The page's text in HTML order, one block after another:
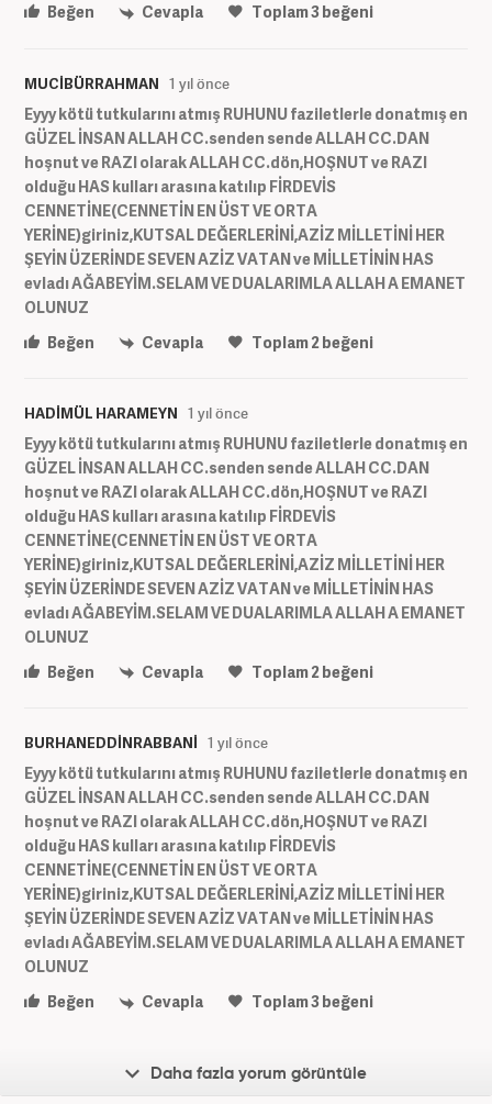
Beğen
Cevapla Toplam3beğeni
MUCİBÜRRAHMAN 1 yıl önce
Eyyy kötü tutkularını atmış RUHUNU faziletlerle donatmış en
GÜZEL İNSAN ALLAH CC.senden sende ALLAH CC.DAN
hoşnut ve RAZI olarak ALLAH CC.dön,HOŞNUT ve RAZI
olduğu HAS kulları arasına katılıp FİRDEVİS
CENNETİNE(CENNETİN EN ÜST VE ORTA
YERİNE)giriniz,KUTSAL DEĞERLERİNİ,AZİZ MİLLETİNİ HER
ŞEYİN ÜZERİNDE SEVEN AZİZ VATAN ve MİLLETİNİN HAS
evladı AĞABEYİM.SELAM VE DUALARIMLA ALLAH A EMANET
OLUNUZ
Beğen
Cevapla Toplam2 beğeni
HADİMÜL HARAMEYN 1 yıl önce
Eyyy kötü tutkularını atmış RUHUNU faziletlerle donatmış en
GÜZEL İNSAN ALLAH CC.senden sende ALLAH CC.DAN
hoşnut ve RAZI olarak ALLAH CC.dön,HOŞNUT ve RAZI
olduğu HAS kulları arasına katılıp FİRDEVİS
CENNETİNE(CENNETİN EN ÜST VE ORTA
YERİNE)giriniz,KUTSAL DEĞERLERİNİ,AZİZ MİLLETİNİ HER
ŞEYİN ÜZERİNDE SEVEN AZİZ VATAN ve MİLLETİNİN HAS
evladı AĞABEYİM.SELAM VE DUALARIMLA ALLAH A EMANET
OLUNUZ
Beğen
Cevapla Toplam2beğeni
BURHANEDDİNRABBANİ 1 yıl önce
Eyyy kötü tutkularını atmış RUHUNU faziletlerle donatmış en
GÜZEL İNSAN ALLAH CC.senden sende ALLAH CC.DAN
hoşnut ve RAZI olarak ALLAH CC.dön,HOŞNUT ve RAZI
olduğu HAS kulları arasına katılıp FİRDEVİS
CENNETİNE(CENNETİN EN ÜST VE ORTA
YERİNE)giriniz,KUTSAL DEĞERLERİNİ,AZİZ MİLLETİNİ HER
ŞEYİN ÜZERİNDE SEVEN AZİZ VATAN ve MİLLETİNİN HAS
evladı AĞABEYİM.SELAM VE DUALARIMLA ALLAH A EMANET
OLUNUZ
Beğen
Cevapla Toplam3beğeni
Daha fazla yorum görüntüle